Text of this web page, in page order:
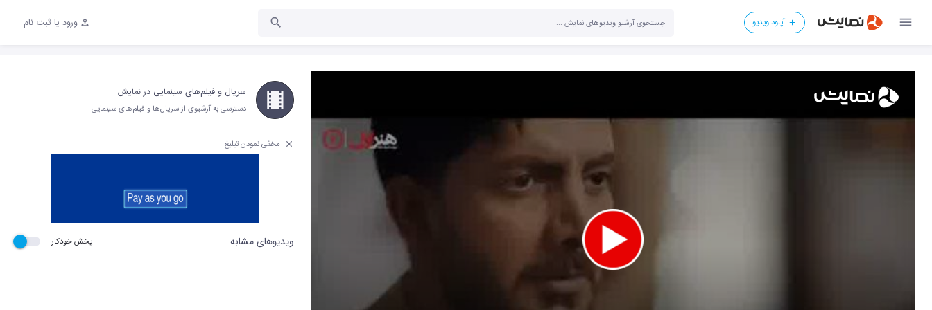
آپلود ویدیو ورود یا ثبت نام
سریال و فیلم‌های سینمایی در نمایش
دسترسی به آرشیوی از سریال‌ها و فیلم‌های سینمایی
مخفی نمودن تبلیغ
ویدیوهای مشابه پخش خودکار